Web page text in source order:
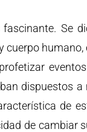
Se
cuerpo
dispuestos a
de
de cambiar